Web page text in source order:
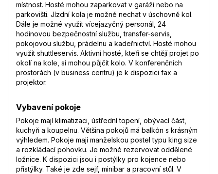
místnost. Hosté mohou zaparkovat v garáži nebo na
parkovišti. Jízdní kola je možné nechat v úschovně kol.
Dále je možné využít vícejazyčný personál, 24
hodinovou bezpečnostní službu, transfer-servis,
pokojovou službu, prádelnu a kadeřnictví. Hosté mohou
využít shuttleservis. Aktivní hosté, kteří se chtějí projet po
okolí na kole, si mohou půjčit kolo. V konferenčních
prostorách (v business centru) je k dispozici fax a
projektor.
Vybavení pokoje
Pokoje mají klimatizaci, ústřední topení, obývací část,
kuchyň a koupelnu. Většina pokojů má balkón s krásným
výhledem. Pokoje mají manželskou postel typu king size
a rozkládací pohovku. Je možné rezervovat oddělené
ložnice. K dispozici jsou i postýlky pro kojence nebo
přistýlky. Také je zde sejf, minibar a pracovní stůl. V